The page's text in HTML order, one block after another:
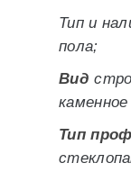
Тип и
пола;
Вид
Тип